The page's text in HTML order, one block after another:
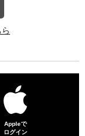
Appleで
ログイン